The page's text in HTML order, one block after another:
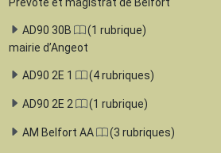
AD90 30B
(1 rubrique)
mairie d’Angeot
AD90 2E 1 (4 rubriques)
AD90 2E 2 (1 rubrique)
AM Belfort AA (3 rubriques)